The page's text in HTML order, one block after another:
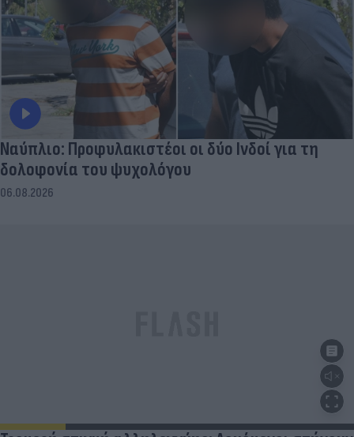
Ναύπλιο: Προφυλακιστέοι οι δύο Ινδοί για τη
δολοφονία του ψυχολόγου
06.08.2026